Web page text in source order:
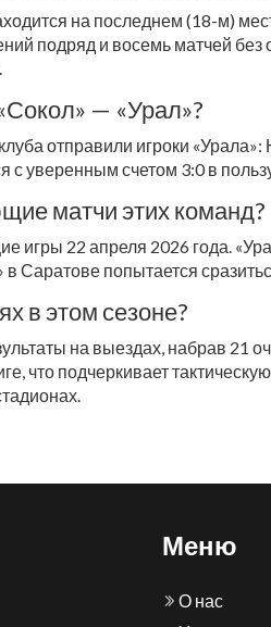
на последнем (18-м)
подряд и восемь матчей без
— «Урал»?
отправили игроки
с уверенным счетом 3:0 в
матчи этих команд?
игры 22 апреля 2026 года.
в Саратове попытается
в этом сезоне?
на выездах, набрав 21
что подчеркивает
Меню
О нас